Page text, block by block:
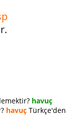
havuç
havuç Türkçe'den